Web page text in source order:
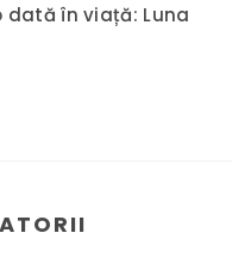
dată în viață: Luna